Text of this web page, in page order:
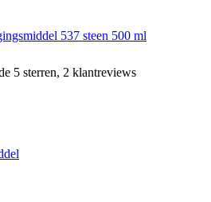
537 steen 500 ml
5 sterren, 2 klantreviews